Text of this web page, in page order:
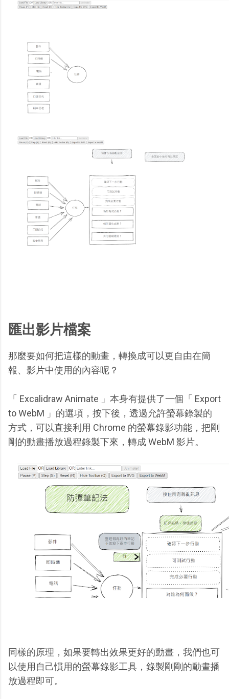
匯出影片檔案
那麼要如何把這樣的動畫，轉換成可以更自由在簡
報、影片中使用的內容呢？
「 Excalidraw Animate 」本身有提供了一個「 Export
to WebM 」的選項，按下後，透過允許螢幕錄製的
方式，可以直接利用 Chrome 的螢幕錄影功能，把剛
剛的動畫播放過程錄製下來，轉成 WebM 影片。
同樣的原理，如果要轉出效果更好的動畫，我們也可
以使用自己慣用的螢幕錄影工具，錄製剛剛的動畫播
放過程即可。